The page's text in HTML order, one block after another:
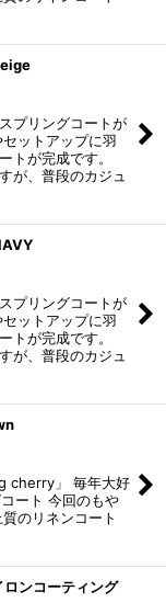
プリングコートが
ットアップに羽
トが完成です。
が、普段のカジュ
プリングコートが
ットアップに羽
トが完成です。
が、普段のカジュ
cherry」 毎年大好
ート 今回のもや
のリネンコート
ンコーティング